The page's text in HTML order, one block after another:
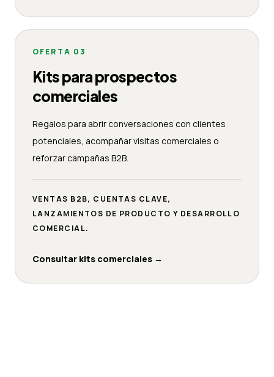
OFERTA 03
Kits para prospectos
comerciales
Regalos para abrir conversaciones con clientes
potenciales, acompañar visitas comerciales o
reforzar campañas B2B.
VENTAS B2B, CUENTAS CLAVE,
LANZAMIENTOS DE PRODUCTO Y DESARROLLO
COMERCIAL.
Consultar kits comerciales →